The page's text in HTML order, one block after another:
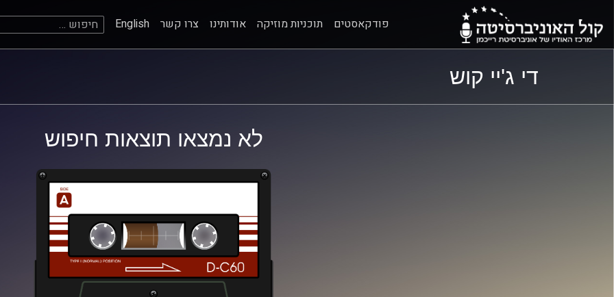
פודקאסטים תוכניות מוזיקה אודותינו צרו קשר English חיפוש:
די ג'יי קוש
לא נמצאו תוצאות חיפוש